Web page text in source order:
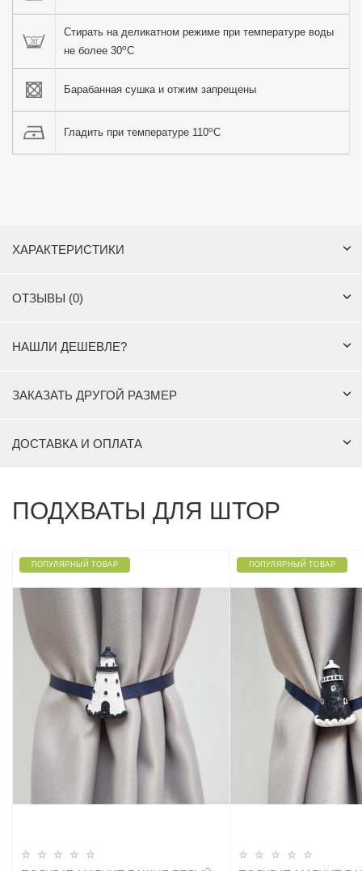
Стирать на деликатном режиме при температуре воды
не более 30oC
Барабанная сушка и отжим запрещены
Гладить при температуре 110oC
ХАРАКТЕРИСТИКИ
ОТЗЫВЫ (0)
НАШЛИ ДЕШЕВЛЕ?
ЗАКАЗАТЬ ДРУГОЙ РАЗМЕР
ДОСТАВКА И ОПЛАТА
ПОДХВАТЫ ДЛЯ ШТОР
ПОПУЛЯРНЫЙ ТОВАР ПОПУЛЯРНЫЙ ТОВАР